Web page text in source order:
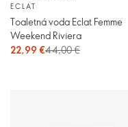
ECLAT
Toaletná voda Eclat Femme
Weekend Riviera
22,99 €44,00 €